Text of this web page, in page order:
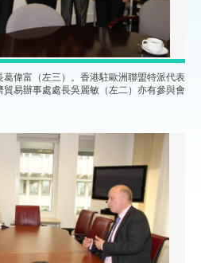
偉富（左三）。香港駐歐洲聯盟特派代表
易辦事處處長吳麗敏（左二）亦有參與會